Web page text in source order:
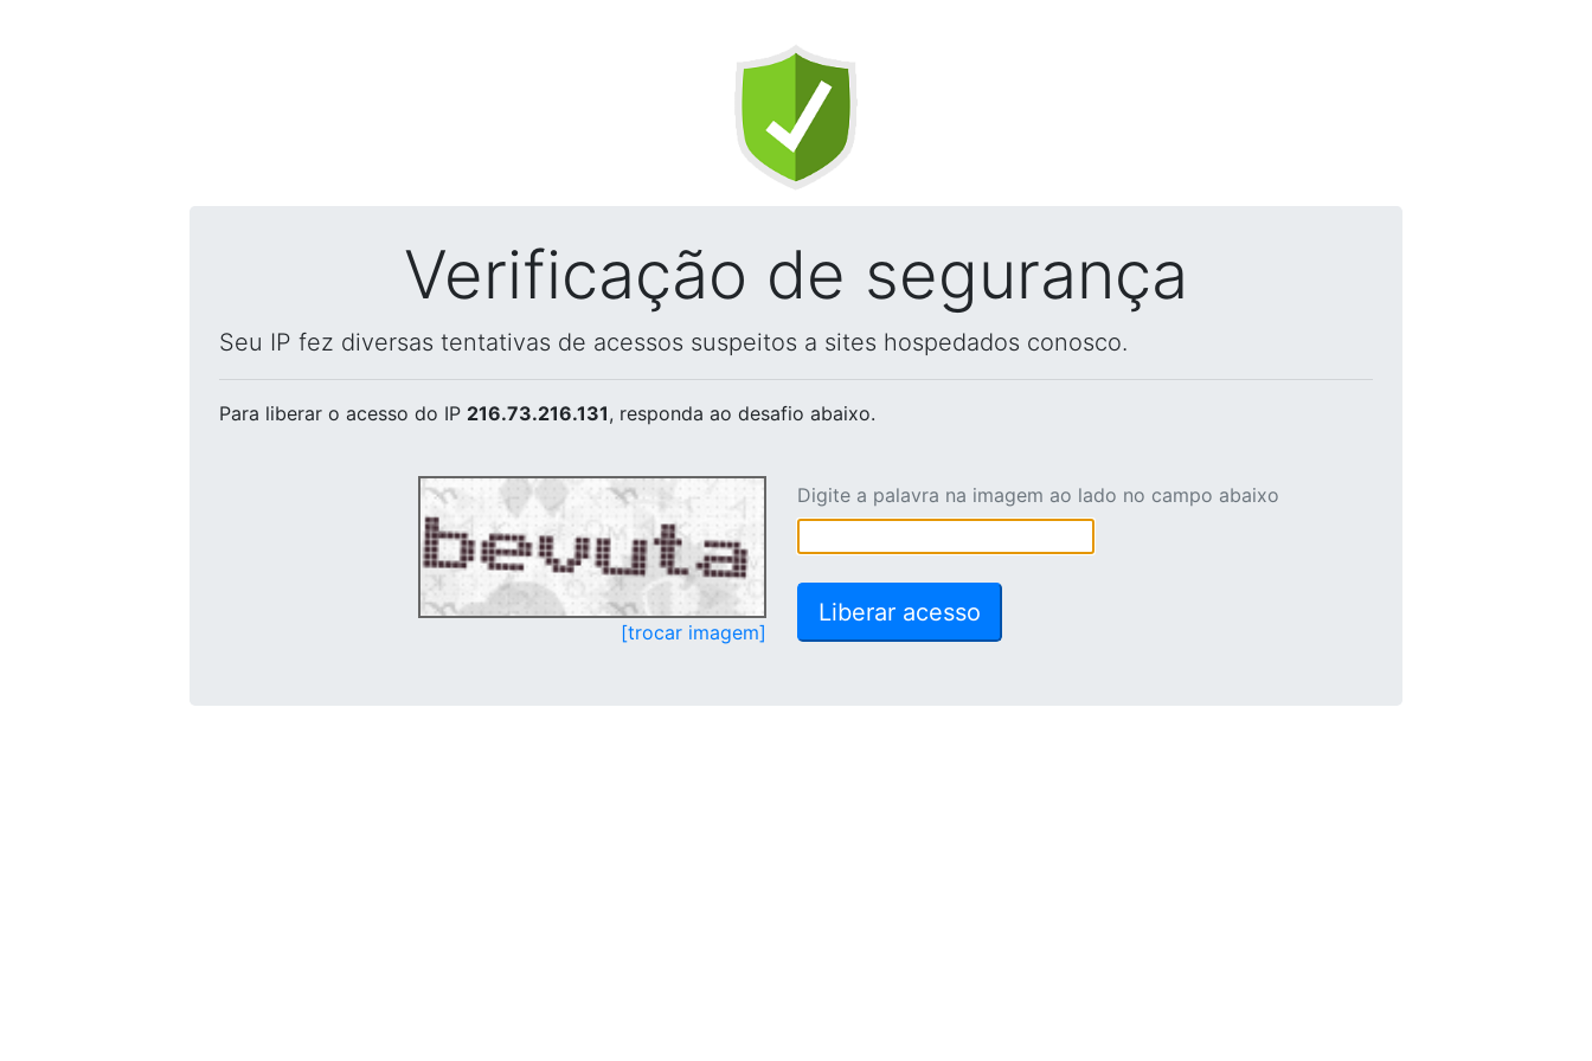
Verificação de segurança
Seu IP fez diversas tentativas de acessos suspeitos a sites hospedados conosco.
Para liberar o acesso do IP 216.73.216.131, responda ao desafio abaixo.
[trocar imagem]
Digite a palavra na imagem ao lado no campo abaixo